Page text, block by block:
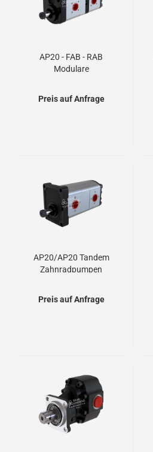
AP20 - FAB - RAB
Modulare
Preis auf Anfrage
AP20/AP20 Tandem
Zahnradpumpen
Preis auf Anfrage